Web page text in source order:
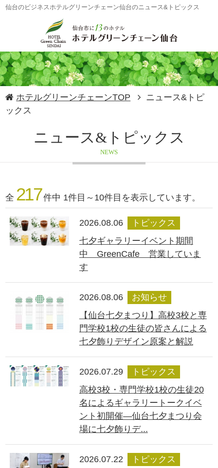
仙台のビジネスホテルグリーンチェーン仙台のニュース&トピックス
ホテルグリーンチェーンTOP
ニュース&トピ
ックス
ニュース&トピックス
NEWS
全 217 件中 1件目～10件目を表示しています。
2026.08.06
トピックス
七夕ギャラリーイベント期間
中 GreenCafe 営業していま
す
2026.08.06
お知らせ
【仙台七夕まつり】高校3校と専
門学校1校の生徒の皆さんによる
七夕飾りデザイン原案と解説
2026.07.29
トピックス
高校3校・専門学校1校の生徒20
名によるギャラリートークイベ
ント初開催―仙台七夕まつり会
場に七夕飾りデ...
2026.07.22
トピックス